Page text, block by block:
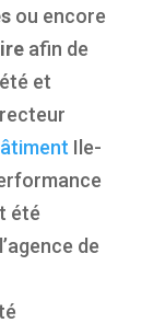
ou encore
afin de
et
Ile-
été
de